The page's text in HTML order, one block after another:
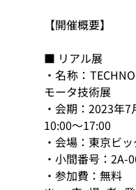
【開催概要】
■ リアル展
・名称：
モータ技術展
・会期：2023年7
10:00～17:00
・会場：東京ビ
・小間番号：2A-
・参加費：無料